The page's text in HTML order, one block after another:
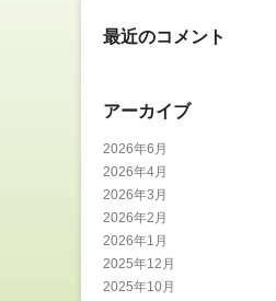
最近のコメント
アーカイブ
2026年6月
2026年4月
2026年3月
2026年2月
2026年1月
2025年12月
2025年10月